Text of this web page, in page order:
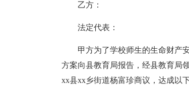
乙方：
法定代表：
甲方为了学校师生的生命财产
方案向县教育局报告，经县教育局
xx县xx乡街道杨富珍商议，达成以